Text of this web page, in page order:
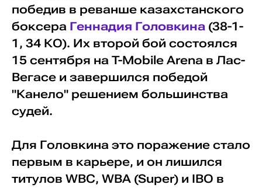
победив в реванше казахстанского
боксера Геннадия Головкина(38-1-
1, 34 КО). Их второй бой состоялся
15 сентября на T-Mobile Arena в Лас-
Вегасе и завершился победой
"Канело" решением большинства
судей.
Для Головкина это поражение стало
первым в карьере, и он лишился
титулов WBC, WBA (Super) и IBO в